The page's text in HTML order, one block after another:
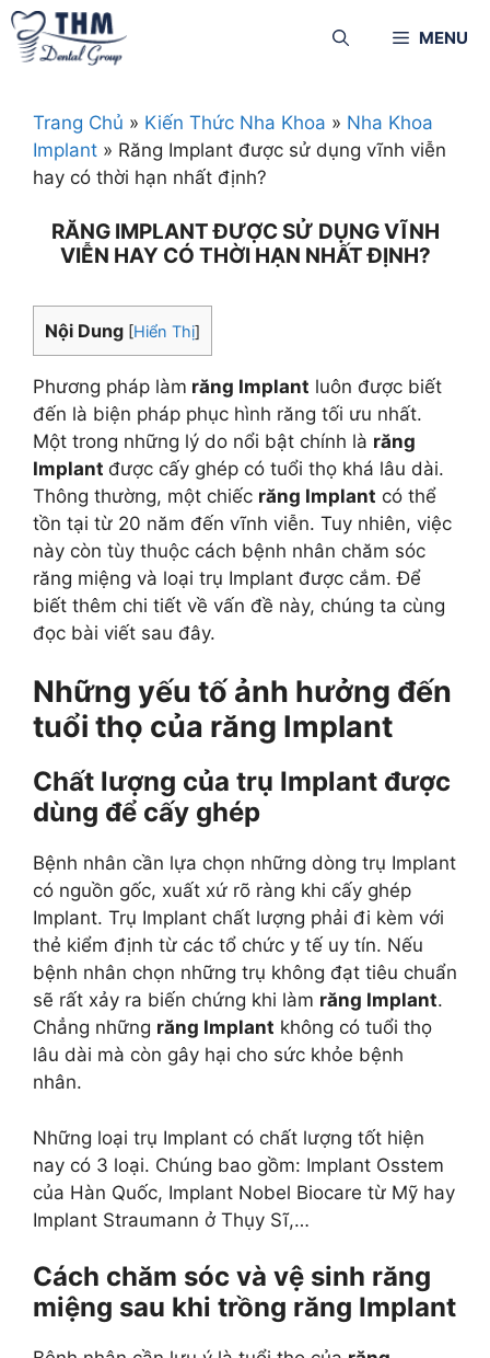
MENU
Trang Chủ » Kiến Thức Nha Khoa » Nha Khoa
Implant » Răng Implant được sử dụng vĩnh viễn
hay có thời hạn nhất định?
RĂNG IMPLANT ĐƯỢC SỬ DỤNG VĨNH
VIỄN HAY CÓ THỜI HẠN NHẤT ĐỊNH?
Nội Dung [Hiển Thị]
Phương pháp làm răng Implant luôn được biết
đến là biện pháp phục hình răng tối ưu nhất.
Một trong những lý do nổi bật chính là răng
Implant được cấy ghép có tuổi thọ khá lâu dài.
Thông thường, một chiếc răng Implant có thể
tồn tại từ 20 năm đến vĩnh viễn. Tuy nhiên, việc
này còn tùy thuộc cách bệnh nhân chăm sóc
răng miệng và loại trụ Implant được cắm. Để
biết thêm chi tiết về vấn đề này, chúng ta cùng
đọc bài viết sau đây.
Những yếu tố ảnh hưởng đến
tuổi thọ của răng Implant
Chất lượng của trụ Implant được
dùng để cấy ghép
Bệnh nhân cần lựa chọn những dòng trụ Implant
có nguồn gốc, xuất xứ rõ ràng khi cấy ghép
Implant. Trụ Implant chất lượng phải đi kèm với
thẻ kiểm định từ các tổ chức y tế uy tín. Nếu
bệnh nhân chọn những trụ không đạt tiêu chuẩn
sẽ rất xảy ra biến chứng khi làm răng Implant.
Chẳng những răng Implant không có tuổi thọ
lâu dài mà còn gây hại cho sức khỏe bệnh
nhân.
Những loại trụ Implant có chất lượng tốt hiện
nay có 3 loại. Chúng bao gồm: Implant Osstem
của Hàn Quốc, Implant Nobel Biocare từ Mỹ hay
Implant Straumann ở Thụy Sĩ,…
Cách chăm sóc và vệ sinh răng
miệng sau khi trồng răng Implant